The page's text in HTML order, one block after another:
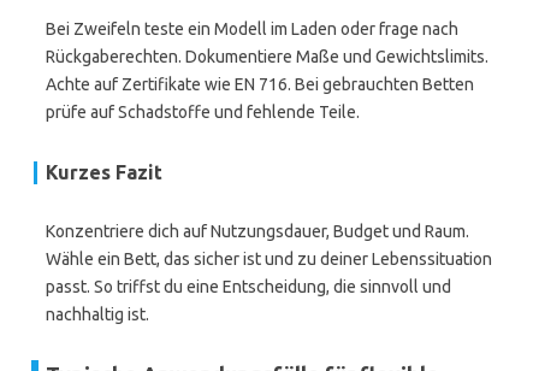
Bei Zweifeln teste ein Modell im Laden oder frage nach
Rückgaberechten. Dokumentiere Maße und Gewichtslimits.
Achte auf Zertifikate wie EN 716. Bei gebrauchten Betten
prüfe auf Schadstoffe und fehlende Teile.
Kurzes Fazit
Konzentriere dich auf Nutzungsdauer, Budget und Raum.
Wähle ein Bett, das sicher ist und zu deiner Lebenssituation
passt. So triffst du eine Entscheidung, die sinnvoll und
nachhaltig ist.